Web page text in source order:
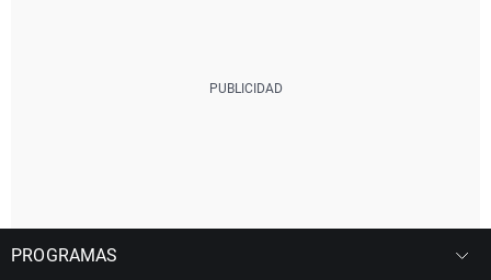
PROGRAMAS